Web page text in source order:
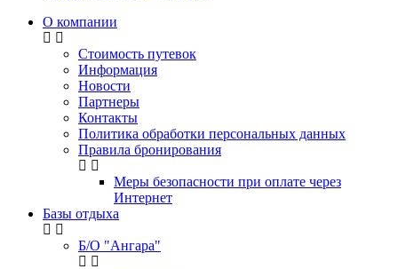
О компании
Стоимость путевок
Информация
Новости
Партнеры
Контакты
Политика обработки персональных данных
Правила бронирования
Меры безопасности при оплате через
Интернет
Базы отдыха
Б/О "Ангара"